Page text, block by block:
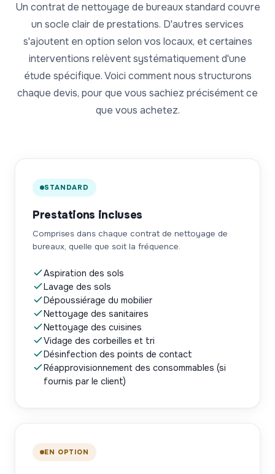
Un contrat de nettoyage de bureaux standard couvre
un socle clair de prestations. D'autres services
s'ajoutent en option selon vos locaux, et certaines
interventions relèvent systématiquement d'une
étude spécifique. Voici comment nous structurons
chaque devis, pour que vous sachiez précisément ce
que vous achetez.
STANDARD
Prestations incluses
Comprises dans chaque contrat de nettoyage de
bureaux, quelle que soit la fréquence.
Aspiration des sols
Lavage des sols
Dépoussiérage du mobilier
Nettoyage des sanitaires
Nettoyage des cuisines
Vidage des corbeilles et tri
Désinfection des points de contact
Réapprovisionnement des consommables (si
fournis par le client)
EN OPTION